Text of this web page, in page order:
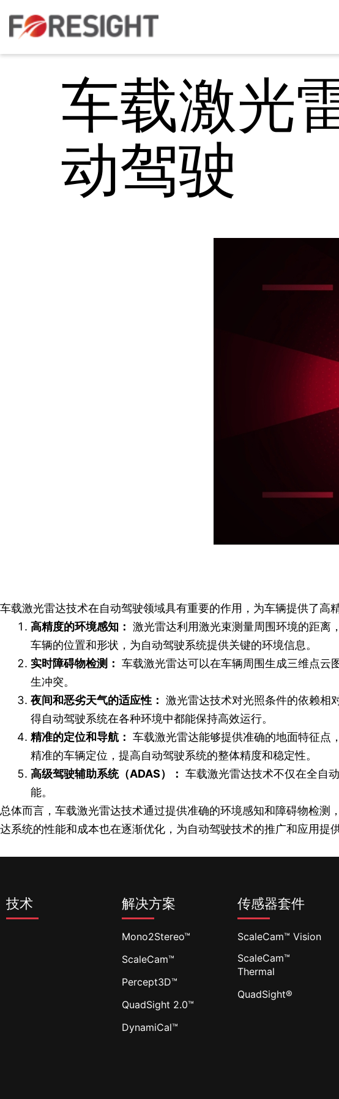
车载激光
动驾驶
车载激光雷达技术在自动驾驶领域具有重要的作用，为车辆提供了高
高精度的环境感知： 激光雷达利用激光束测量周围环境的距离
车辆的位置和形状，为自动驾驶系统提供关键的环境信息。
实时障碍物检测： 车载激光雷达可以在车辆周围生成三维点云
生冲突。
夜间和恶劣天气的适应性： 激光雷达技术对光照条件的依赖相
得自动驾驶系统在各种环境中都能保持高效运行。
精准的定位和导航： 车载激光雷达能够提供准确的地面特征点
精准的车辆定位，提高自动驾驶系统的整体精度和稳定性。
高级驾驶辅助系统（ADAS）： 车载激光雷达技术不仅在全自
能。
总体而言，车载激光雷达技术通过提供准确的环境感知和障碍物检
达系统的性能和成本也在逐渐优化，为自动驾驶技术的推广和应用提
技术 解决方案
Mono2Stereo™
ScaleCam™
Percept3D™
QuadSight 2.0™
DynamiCal™
传感器套件
ScaleCam™ Vision
ScaleCam™
Thermal
QuadSight®